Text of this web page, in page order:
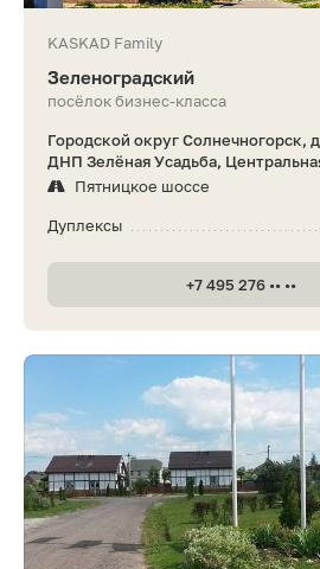
KASKAD Family
Зеленоградский
посёлок бизнес-класса
Городской округ Солнечногорск,
ДНП Зелёная Усадьба,
Пятницкое шоссе
Дуплексы
+7 495 276 •• ••